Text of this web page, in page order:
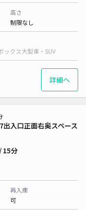
高さ
制限なし
ックス大型車・SUV
詳細へ
入口正面右奥スペース
15分
再入庫
可